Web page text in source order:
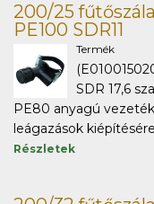
200/25
PE100 SDR11
Termék
SDR 17,6
PE80 anyagú
leágazások
Részletek